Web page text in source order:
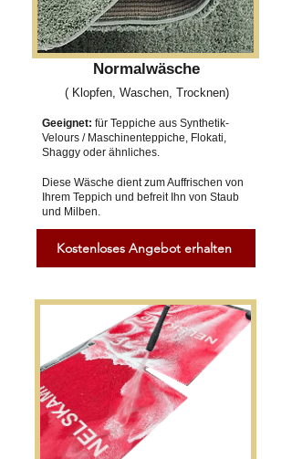
Normalwäsche
( Klopfen, Waschen, Trocknen)
Geeignet: für Teppiche aus Synthetik-
Velours / Maschinenteppiche, Flokati,
Shaggy oder ähnliches.
Diese Wäsche dient zum Auffrischen von
Ihrem Teppich und befreit Ihn von Staub
und Milben.
Kostenloses Angebot erhalten